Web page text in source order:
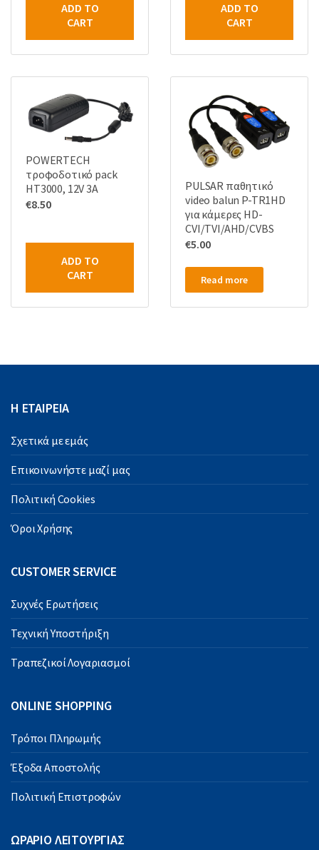
ADD TO
CART
ADD TO
CART
POWERTECH
τροφοδοτικό pack
HT3000, 12V 3A
€8.50
ADD TO
CART
PULSAR παθητικό
video balun P-TR1HD
για κάμερες HD-
CVI/TVI/AHD/CVBS
€5.00
Read more
Η ΕΤΑΙΡΕΙΑ
Σχετικά με εμάς
Επικοινωνήστε μαζί μας
Πολιτική Cookies
Όροι Χρήσης
CUSTOMER SERVICE
Συχνές Ερωτήσεις
Τεχνική Υποστήριξη
Τραπεζικοί Λογαριασμοί
ONLINE SHOPPING
Τρόποι Πληρωμής
Έξοδα Αποστολής
Πολιτική Επιστροφών
ΩΡΑΡΙΟ ΛΕΙΤΟΥΡΓΙΑΣ